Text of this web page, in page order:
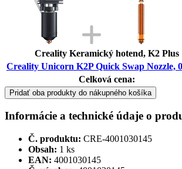
Creality Keramický hotend, K2 Plus
Creality Unicorn K2P Quick Swap Nozzle,
Celková cena:
Pridať oba produkty do nákupného košíka
Informácie a technické údaje o
Č. produktu: CRE-4001030145
Obsah: 1 ks
EAN: 4001030145